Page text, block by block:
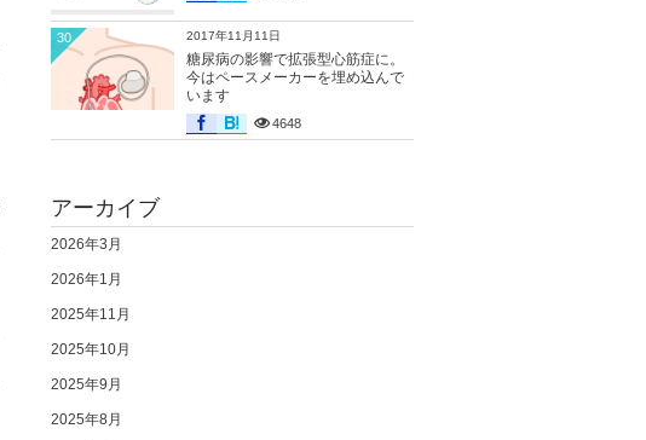
2017年11月11日
糖尿病の影響で拡張型心筋症に。
今はペースメーカーを埋め込んで
います
4648
30
アーカイブ
2026年3月
2026年1月
2025年11月
2025年10月
2025年9月
2025年8月